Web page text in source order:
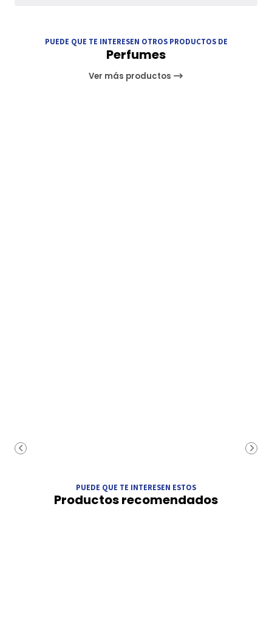
PUEDE QUE TE INTERESEN OTROS PRODUCTOS DE
Perfumes
Ver más productos
PUEDE QUE TE INTERESEN ESTOS
Productos recomendados